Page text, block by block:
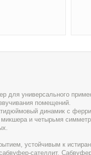
для универсального
помещений.
динамик с
и четырьмя
устойчивым к
сателлит.